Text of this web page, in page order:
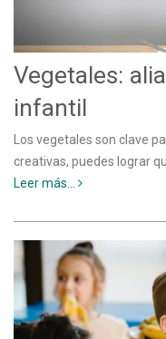
Vegetales:
infantil
Los vegetales son clave
creativas, puedes lograr
Leer más...